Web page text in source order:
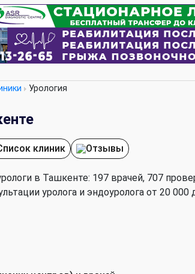
Урология
клиник Отзывы
в Ташкенте: 197 врачей, 707
уролога и эндоуролога от 20